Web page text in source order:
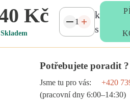
Kč
Skladem
k
s
Potřebujete poradit ?
Jsme tu pro vás:
+420
(pracovní dny 6:00–14:30)